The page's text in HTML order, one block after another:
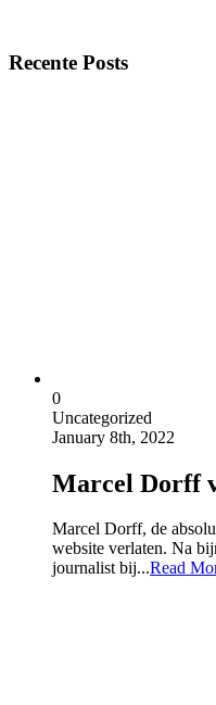
Recente Posts
0
Uncategorized
January 8th, 2022
Marcel Dorff
Marcel Dorff, de
website verlaten. Na
journalist bij...Read